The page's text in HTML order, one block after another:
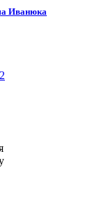
Иванюка